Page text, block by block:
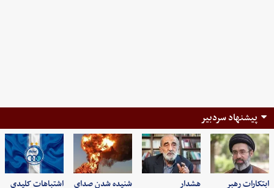
پیشنهاد سردبیر
ابتکارات رهبر
هشدار
شنیده شدن صدای
اشتباهات کلیدی